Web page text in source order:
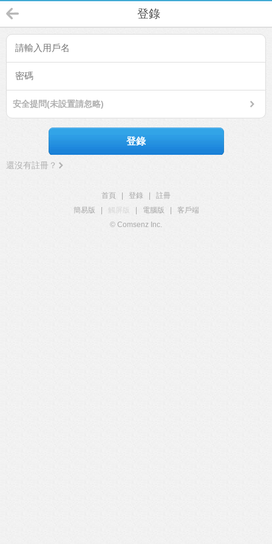
登錄
安全提問(未設置請忽略)
登錄
還沒有註冊？
首頁 登錄
註冊
簡易版
觸屏版 電腦版
客戶端
© Comsenz Inc.